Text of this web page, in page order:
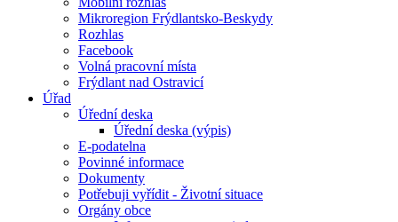
Mikroregion Frýdlantsko-Beskydy
Rozhlas
Facebook
Volná pracovní místa
Frýdlant nad Ostravicí
Úřad
Úřední deska
Úřední deska (výpis)
E-podatelna
Povinné informace
Dokumenty
Potřebuji vyřídit - Životní situace
Orgány obce